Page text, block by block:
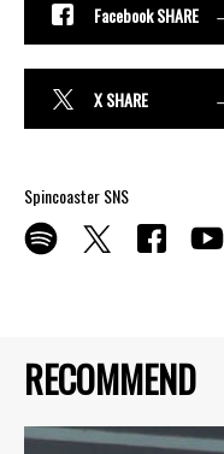
RECOMMEND
Facebook SHARE
X SHARE
Spincoaster SNS